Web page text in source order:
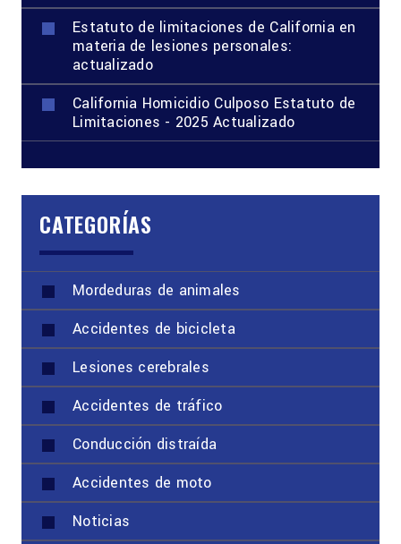
Estatuto de limitaciones de California en
materia de lesiones personales:
actualizado
California Homicidio Culposo Estatuto de
Limitaciones - 2025 Actualizado
CATEGORÍAS
Mordeduras de animales
Accidentes de bicicleta
Lesiones cerebrales
Accidentes de tráfico
Conducción distraída
Accidentes de moto
Noticias